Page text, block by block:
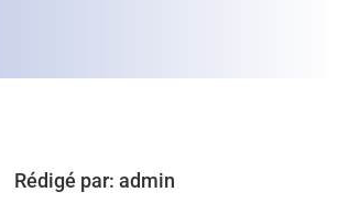
Rédigé par:admin